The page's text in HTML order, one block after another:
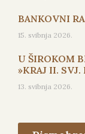
BANKOVNI
15. svibnja 2026.
U ŠIROKOM
»KRAJ II.
13. svibnja 2026.